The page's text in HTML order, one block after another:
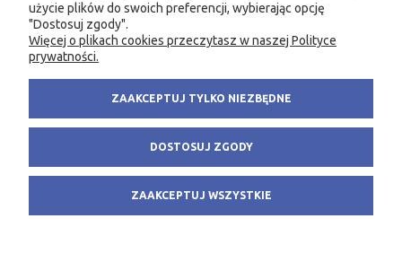
KONTAKT
info@fachowa.pl
KSIĘGARNIA FACHOWA.PL
80-299 Gdańsk
NIP: 584-182-39-49
użycie plików do swoich preferencji, wybierając opcję
"Dostosuj zgody".
Więcej o plikach cookies przeczytasz w naszej Polityce
prywatności.
ZAAKCEPTUJ TYLKO NIEZBĘDNE
DOSTOSUJ ZGODY
ZAAKCEPTUJ WSZYSTKIE